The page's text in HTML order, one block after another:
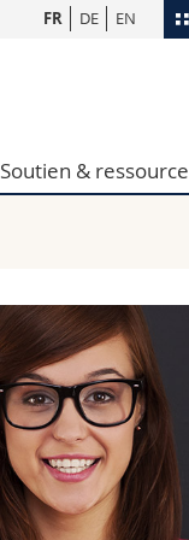
Webmail
FR DE EN
Soutien &